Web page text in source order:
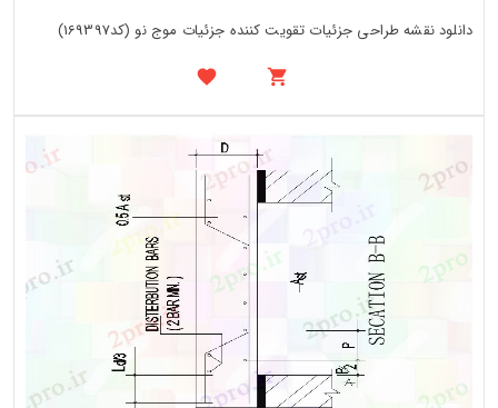
دانلود نقشه طراحی جزئیات تقویت کننده جزئیات موج نو (کد169397)